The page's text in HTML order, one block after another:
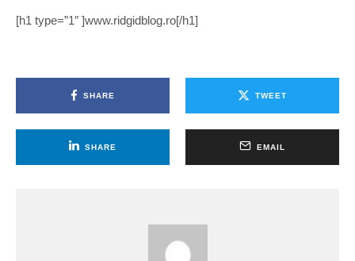
[h1 type=”1″ ]www.ridgidblog.ro[/h1]
SHARE TWEET
SHARE EMAIL